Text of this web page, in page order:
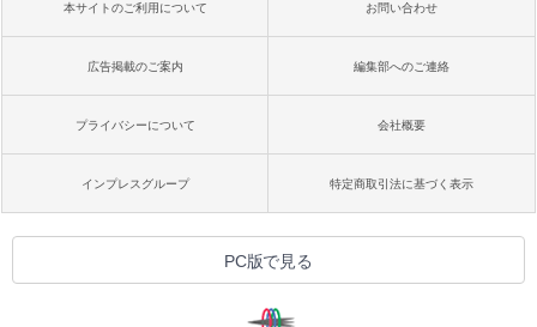
本サイトのご利用について お問い合わせ
広告掲載のご案内 編集部へのご連絡
プライバシーについて 会社概要
インプレスグループ 特定商取引法に基づく表示
PC版で見る